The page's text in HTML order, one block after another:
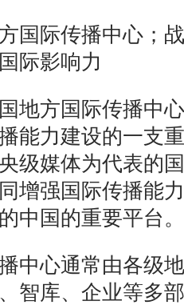
国际传播中心；
际影响力
方国际传播中心
能力建设的一支
级媒体为代表的
增强国际传播能
中国的重要平台。
心通常由各级地
智库、企业等多